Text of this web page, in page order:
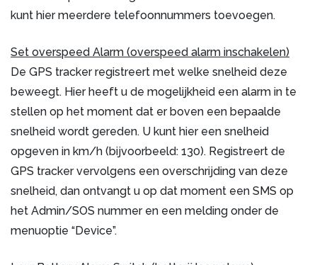
kunt hier meerdere telefoonnummers toevoegen.
Set overspeed Alarm (overspeed alarm inschakelen)
De GPS tracker registreert met welke snelheid deze
beweegt. Hier heeft u de mogelijkheid een alarm in te
stellen op het moment dat er boven een bepaalde
snelheid wordt gereden. U kunt hier een snelheid
opgeven in km/h (bijvoorbeeld: 130). Registreert de
GPS tracker vervolgens een overschrijding van deze
snelheid, dan ontvangt u op dat moment een SMS op
het Admin/SOS nummer en een melding onder de
menuoptie “Device”.